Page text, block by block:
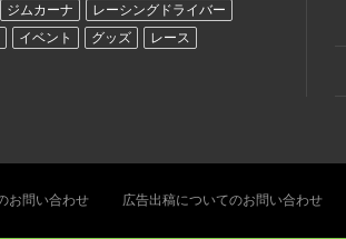
ジムカーナ
レーシングドライバー
イベント グッズ レース
お問い合わせ 広告出稿についてのお問い合わせ